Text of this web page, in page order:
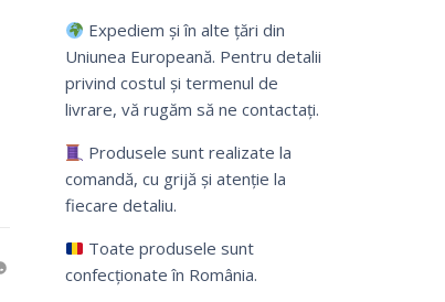
Expediem și în alte țări din
Uniunea Europeană. Pentru detalii
privind costul și termenul de
livrare, vă rugăm să ne contactați.
Produsele sunt realizate la
comandă, cu grijă și atenție la
fiecare detaliu.
Toate produsele sunt
confecționate în România.